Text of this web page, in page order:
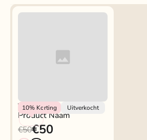
10% Korting Uitverkocht
Vendor
Product Naam
€50€50